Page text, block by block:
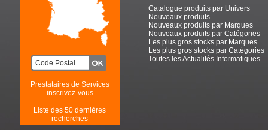
Prestataires de Services
inscrivez-vous
Liste des 50 dernières
recherches
Catalogue produits par Univers
Nouveaux produits
Nouveaux produits par Marques
Nouveaux produits par Catégories
Les plus gros stocks par Marques
Les plus gros stocks par Catégories
Toutes les Actualités Informatiques